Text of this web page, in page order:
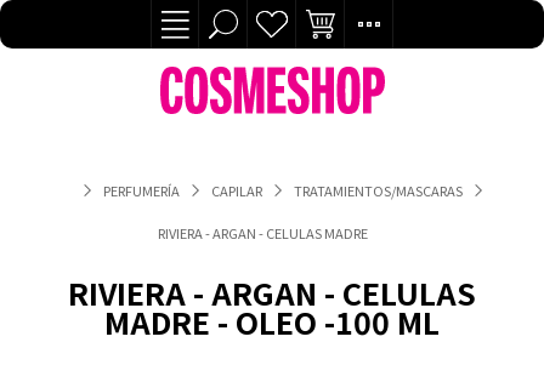
PERFUMERÍA CAPILAR TRATAMIENTOS/MASCARAS
RIVIERA - ARGAN - CELULAS MADRE - OLEO -100 ML
RIVIERA - ARGAN - CELULAS
MADRE - OLEO -100 ML